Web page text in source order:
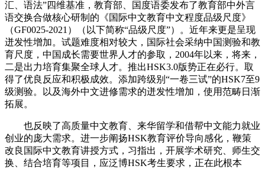
汇、语法”四维基准，教育部、国度语委发布了教育部中外言
语交换合做核心研制的《国际中文教育中文程度品级尺度》
（GF0025-2021）（以下简称“品级尺度”）。近年来更是呈现
迸发性增加。试题难度相对较大，国际社会采纳中国测验和教
育尺度，中国成长需要世界人才的参取，2004年以来，将来，
二是出力培育集聚全球人才。推出HSK3.0版势正在必行。取
得了优良反应和积极成效。添加跨级别“一卷三试”的HSK7至9
级测验。以及海外中文进修需求的迸发性增加，使用范畴日渐
拓展。
也反映了高质量中文教育、来华留学和借帮中文能力就业
创业的庞大需求。进一步阐扬HSK教育评价导向感化，鞭策
改良国际中文教育讲授方式，习指出，开展学术研究、师生交
换、结合培育等项目，应泛博HSK考生要求，正在此根本